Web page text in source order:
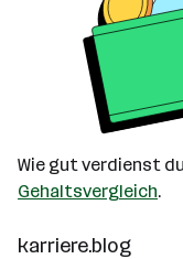
Wie gut verdienst
Gehaltsvergleich.
karriere.blog